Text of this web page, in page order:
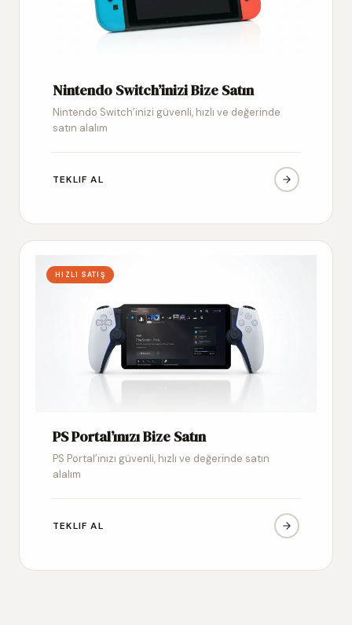
Nintendo Switch’inizi Bize Satın
Nintendo Switch’inizi güvenli, hızlı ve değerinde
satın alalım
TEKLIF AL
HIZLI SATIŞ
PS Portal’ınızı Bize Satın
PS Portal’ınızı güvenli, hızlı ve değerinde satın
alalım
TEKLIF AL